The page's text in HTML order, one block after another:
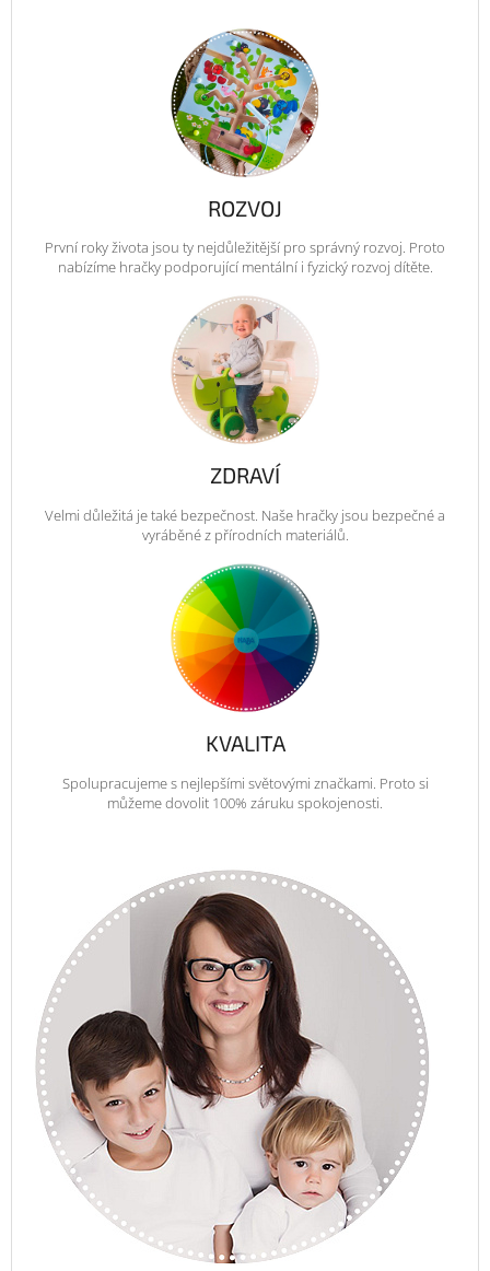
ROZVOJ
První roky života jsou ty nejdůležitější pro správný rozvoj. Proto
nabízíme hračky podporující mentální i fyzický rozvoj dítěte.
ZDRAVÍ
Velmi důležitá je také bezpečnost. Naše hračky jsou bezpečné a
vyráběné z přírodních materiálů.
KVALITA
Spolupracujeme s nejlepšími světovými značkami. Proto si
můžeme dovolit 100% záruku spokojenosti.